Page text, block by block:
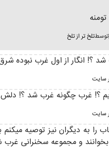
|توسطتلخ تر از تلخ
؟! انگار از اول غرب نبوده
سایت
؟! غرب چگونه غرب شد ؟! دلش
سایت
را به دیگران نیز توصیه
و مجموعه سخنرانی غرب